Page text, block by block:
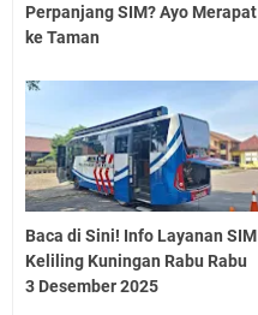
Perpanjang SIM? Ayo Merapat
ke Taman
Baca di Sini! Info Layanan SIM
Keliling Kuningan Rabu Rabu
3 Desember 2025